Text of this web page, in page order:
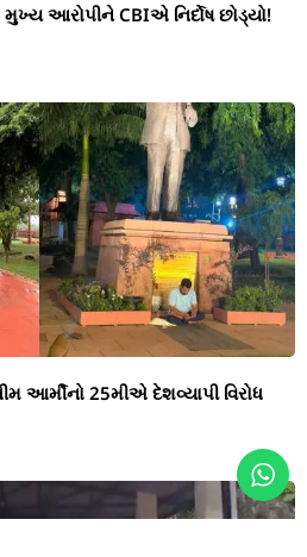
આરોપીને CBIએ નિર્દોષ છોડ્યો!
આર્મીનો 25મીએ દેશવ્યાપી વિરોધ